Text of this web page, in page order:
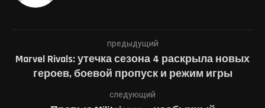
предыдущий
Marvel Rivals: утечка сезона 4 раскрыла новых
героев, боевой пропуск и режим игры
следующий